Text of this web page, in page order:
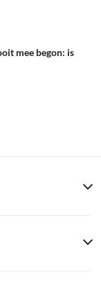
mee begon: is